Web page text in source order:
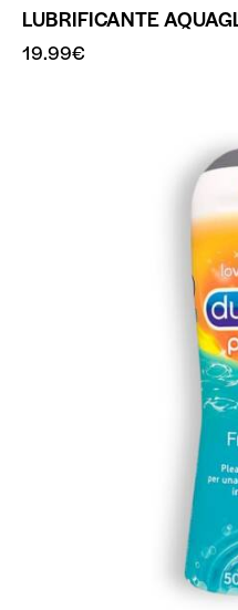
LUBRIFICANTE
19.99€